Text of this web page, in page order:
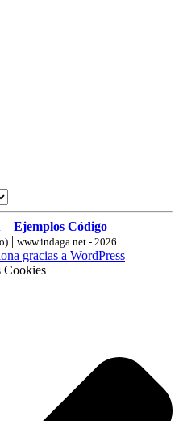
Ejemplos Código
| www.indaga.net - 2026
gracias a WordPress
Cookies